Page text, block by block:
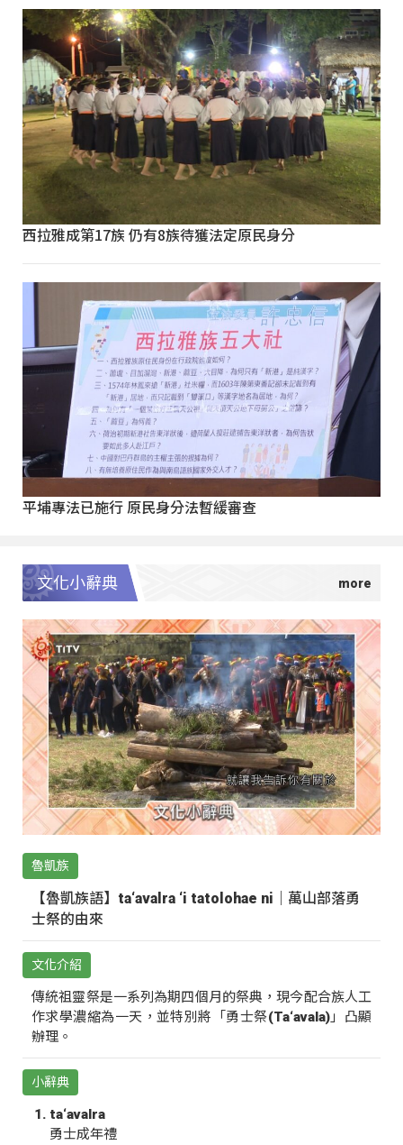
西拉雅成第17族 仍有8族待獲法定原民身分
平埔專法已施行 原民身分法暫緩審查
文化小辭典
魯凱族
【魯凱族語】ta‘avalra ‘i tatolohae ni｜萬山部落勇
士祭的由來
文化介紹
傳統祖靈祭是一系列為期四個月的祭典，現今配合族人工
作求學濃縮為一天，並特別將「勇士祭(Ta‘avala)」凸顯
辦理。
小辭典
ta‘avalra
勇士成年禮